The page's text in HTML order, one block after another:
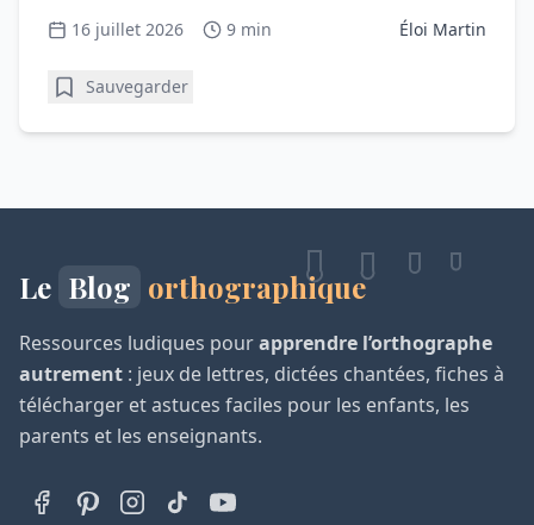
16 juillet 2026 9 min Éloi Martin
Sauvegarder
Le Blog orthographique
Ressources ludiques pourapprendre l’orthographe
autrement : jeux de lettres, dictées chantées, fiches à
télécharger et astuces faciles pour les enfants, les
parents et les enseignants.